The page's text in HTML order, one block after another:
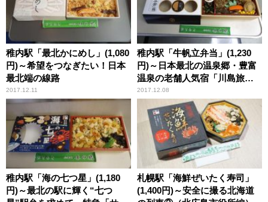
稚内駅「最北かにめし」(1,080
円)～希望をつなぎたい！日本
最北端の線路
2017.12.11
稚内駅「牛帆立弁当」(1,230
円)～日本最北の温泉郷・豊富
温泉の老舗人気宿「川島旅
館」！
2017.12.08
稚内駅「海の七つ星」(1,180
円)～最北の駅に輝く“七つ
札幌駅「海鮮ぜいたく寿司」
(1,400円)～安全に撮る北海道